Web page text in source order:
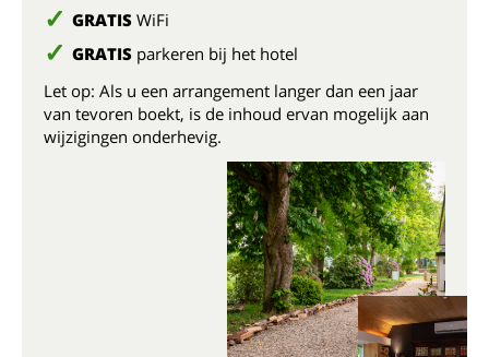
GRATIS WiFi
GRATIS parkeren bij het hotel
Let op: Als u een arrangement langer dan een jaar
van tevoren boekt, is de inhoud ervan mogelijk aan
wijzigingen onderhevig.